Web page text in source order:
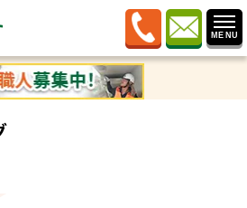
ブログ»外壁塗装